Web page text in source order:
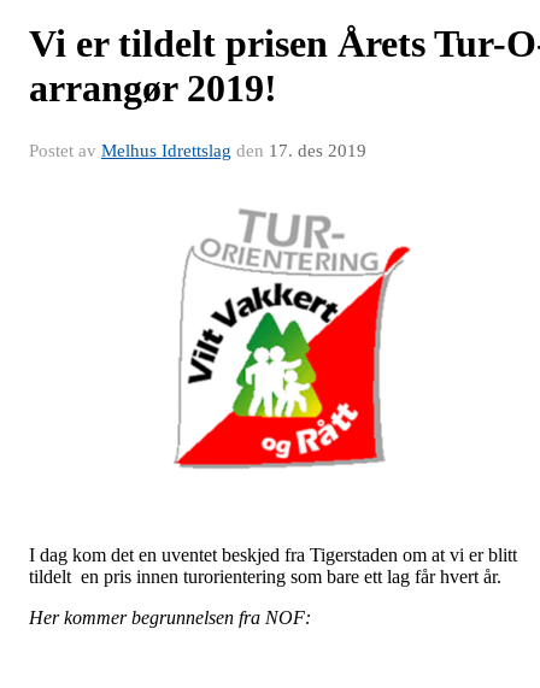
Vi er tildelt prisen Årets Tur-
arrangør 2019!
Postet av Melhus Idrettslag den 17. des 2019
I dag kom det en uventet beskjed fra Tigerstaden om at vi er blitt
tildelt en pris innen turorientering som bare ett lag får hvert år.
Her kommer begrunnelsen fra NOF: